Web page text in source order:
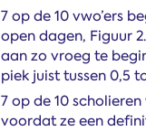
7 op de 10 vwo’ers
open dagen, Figuur
aan zo vroeg te
piek juist tussen 0,5
7 op de 10
voordat ze een